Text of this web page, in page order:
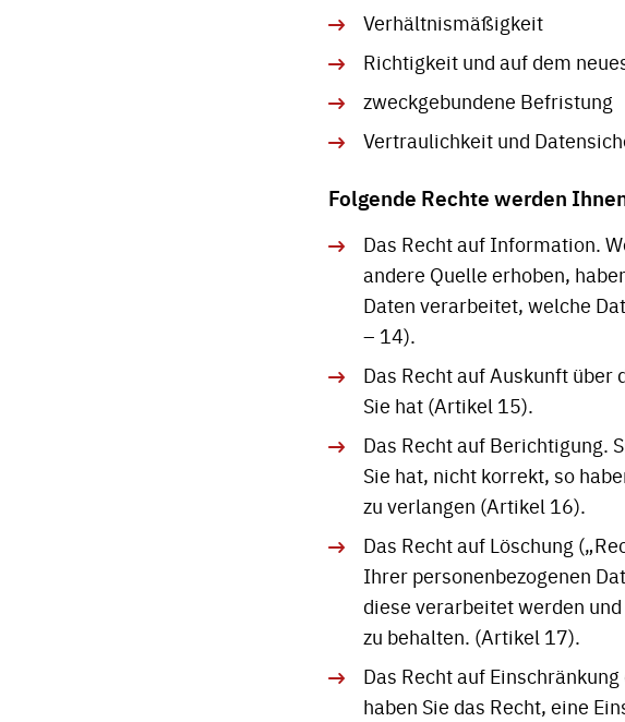
Verhältnismäßigkeit
Richtigkeit und auf dem
zweckgebundene Befristung
Vertraulichkeit und
Folgende Rechte werden
Das Recht auf Information.
andere Quelle erhoben,
Daten verarbeitet, welche
– 14).
Das Recht auf Auskunft über
Sie hat (Artikel 15).
Das Recht auf Berichtigung.
Sie hat, nicht korrekt, so
zu verlangen (Artikel 16).
Das Recht auf Löschung
Ihrer personenbezogenen
diese verarbeitet werden
zu behalten. (Artikel 17).
Das Recht auf
haben Sie das Recht, eine